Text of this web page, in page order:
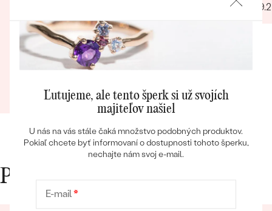
Bestsellery
OBJAVIŤ
Bezproblemova komunikácia Ústretovosť
voci poziadavkam zakaznika Prehladny a
zrozumiteny e-shop Cenovo
dostupne/primerane Zakaznicka podpora
Rychlost a sposob dodania Prijemny a
08.03.2024
Zobraziť celú recenziu
Prečo nakupovať v Eppi
Ľutujeme, ale tento šperk si už svojích
majiteľov našiel
U nás na vás stále čaká množstvo podobných produktov.
Pokiaľ chcete byť informovaní o dostupnosti tohoto šperku,
nechajte nám svoj e-mail.
E-mail*